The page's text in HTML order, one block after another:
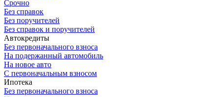
Срочно
Без справок
Без поручителей
Без справок и поручителей
Автокредиты
Без первоначального взноса
На подержанный автомобиль
На новое авто
С первоначальным взносом
Ипотека
Без первоначального взноса